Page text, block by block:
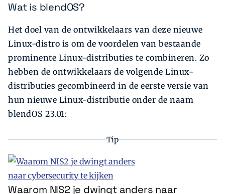
Wat is blendOS?
Het doel van de ontwikkelaars van deze nieuwe
Linux-distro is om de voordelen van bestaande
prominente Linux-distributies te combineren. Zo
hebben de ontwikkelaars de volgende Linux-
distributies gecombineerd in de eerste versie van
hun nieuwe Linux-distributie onder de naam
blendOS 23.01:
Tip
Waarom NIS2 je dwingt anders naar